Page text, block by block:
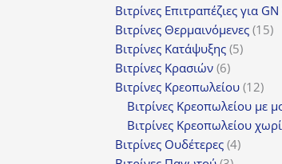
προϊόν
Βιτρίνες Επιτραπέζιες για GN
Βιτρίνες Θερμαινόμενες 1515
Βιτρίνες Κατάψυξης 55
Βιτρίνες Κρασιών 66
προϊόντα
Βιτρίνες Κρεοπωλείου 1212
Βιτρίνες Κρεοπωλείου με
Βιτρίνες Κρεοπωλείου
Βιτρίνες Ουδέτερες 44